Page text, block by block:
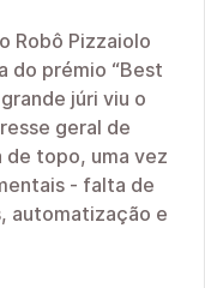
Robô Pizzaiolo
do prémio “Best
júri viu o
geral de
de topo, uma vez
- falta de
automatização e